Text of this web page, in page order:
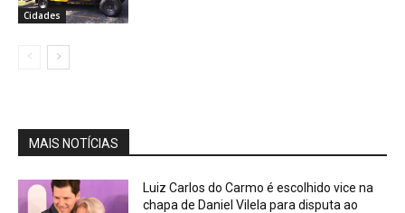
Cidades
MAIS NOTÍCIAS
Luiz Carlos do Carmo é escolhido vice na
chapa de Daniel Vilela para disputa ao